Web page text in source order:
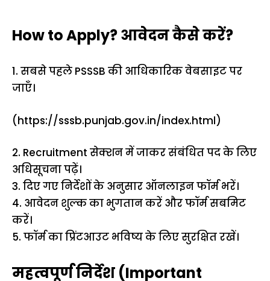
How to Apply? आवेदन कैसे करें?
1. सबसे पहले PSSSB की आधिकारिक वेबसाइट पर
जाएँ।
(https://sssb.punjab.gov.in/index.html)
2. Recruitment सेक्शन में जाकर संबंधित पद के लिए
अधिसूचना पढ़ें।
3. दिए गए निर्देशों के अनुसार ऑनलाइन फॉर्म भरें।
4. आवेदन शुल्क का भुगतान करें और फॉर्म सबमिट
करें।
5. फॉर्म का प्रिंटआउट भविष्य के लिए सुरक्षित रखें।
महत्वपूर्ण निर्देश (Important